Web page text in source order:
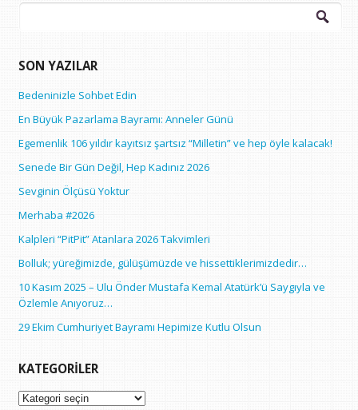
Arama:
SON YAZILAR
Bedeninizle Sohbet Edin
En Büyük Pazarlama Bayramı: Anneler Günü
Egemenlik 106 yıldır kayıtsız şartsız “Milletin” ve hep öyle kalacak!
Senede Bir Gün Değil, Hep Kadınız 2026
Sevginin Ölçüsü Yoktur
Merhaba #2026
Kalpleri “PitPit” Atanlara 2026 Takvimleri
Bolluk; yüreğimizde, gülüşümüzde ve hissettiklerimizdedir…
10 Kasım 2025 – Ulu Önder Mustafa Kemal Atatürk’ü Saygıyla ve
Özlemle Anıyoruz…
29 Ekim Cumhuriyet Bayramı Hepimize Kutlu Olsun
KATEGORILER
Kategoriler